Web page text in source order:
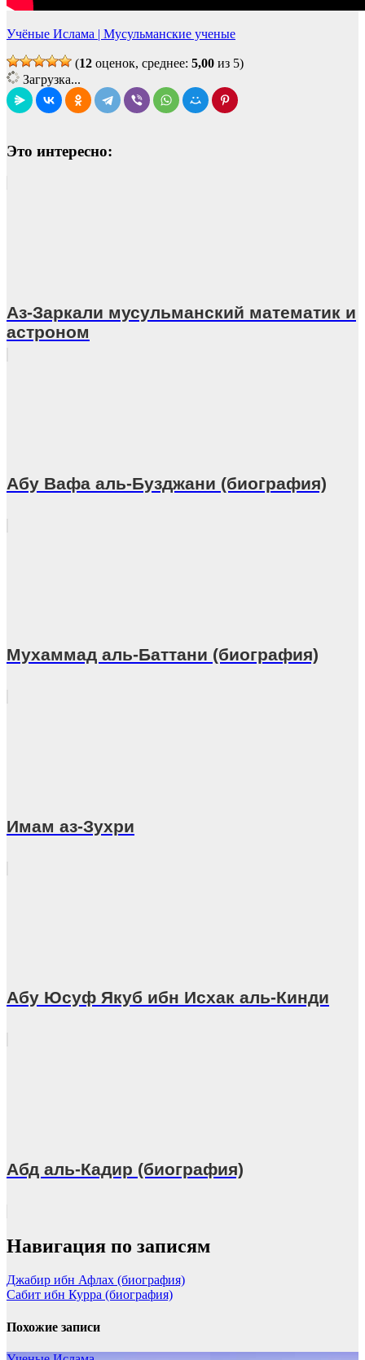
Учёные Ислама | Мусульманские ученые
(12 оценок, среднее: 5,00 из 5)
Загрузка...
Это интересно:
Аз-Заркали мусульманский математик и
астроном
Абу Вафа аль-Бузджани (биография)
Мухаммад аль-Баттани (биография)
Имам аз-Зухри
Абу Юсуф Якуб ибн Исхак аль-Кинди
Абд аль-Кадир (биография)
Навигация по записям
Джабир ибн Афлах (биография)
Сабит ибн Курра (биография)
Похожие записи